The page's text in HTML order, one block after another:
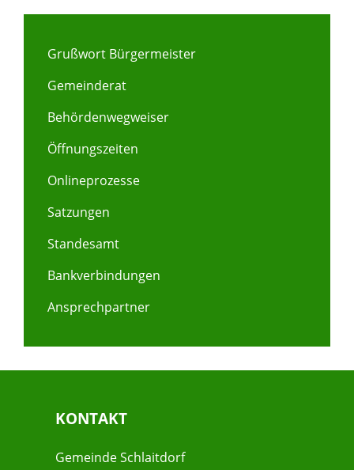
Grußwort Bürgermeister
Gemeinderat
Behördenwegweiser
Öffnungszeiten
Onlineprozesse
Satzungen
Standesamt
Bankverbindungen
Ansprechpartner
KONTAKT
Gemeinde Schlaitdorf